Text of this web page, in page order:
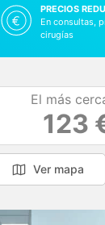
PRECIOS
En consultas,
cirugías
El más
123
Ver mapa